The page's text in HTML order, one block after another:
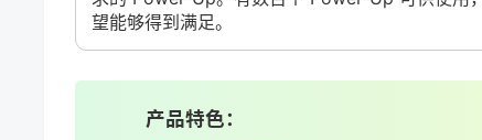
望能够得到满足。
产品特色：